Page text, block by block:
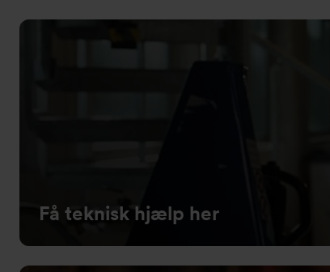
Få teknisk hjælp her